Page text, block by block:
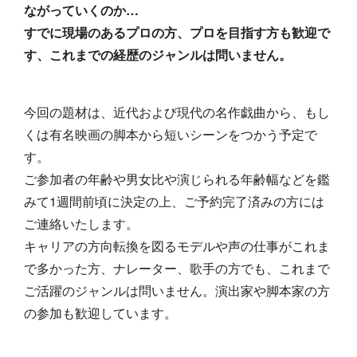
ながっていくのか…
すでに現場のあるプロの方、プロを目指す方も歓迎で
す、これまでの経歴のジャンルは問いません。
今回の題材は、近代および現代の名作戯曲から、もし
くは有名映画の脚本から短いシーンをつかう予定で
す。
ご参加者の年齢や男女比や演じられる年齢幅などを鑑
みて1週間前頃に決定の上、ご予約完了済みの方には
ご連絡いたします。
キャリアの方向転換を図るモデルや声の仕事がこれま
で多かった方、ナレーター、歌手の方でも、これまで
ご活躍のジャンルは問いません。演出家や脚本家の方
の参加も歓迎しています。